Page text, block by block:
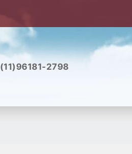
(11)96181-2798